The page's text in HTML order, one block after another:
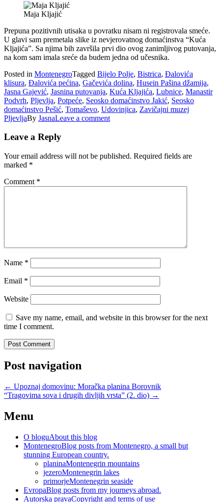
Maja Kljajić
Prepuna pozitivnih utisaka u povratku nisam ni registrovala smeće.
U glavi sam premetala slike iz nevjerovatnog domaćinstva “Kuća
Kljajića”. Sa njima bih završila prvi dio ovog zanimljivog putovanja,
na kom sam imala sreće da budem jedna od učesnika.
Posted in MontenegroTagged Bijelo Polje, Bistrica, Đalovića
klisura, Đalovića pećina, Gačevića dolina, Husein Pašina džamija,
Jasna Gajević, Jasnina putovanja, Kuća Kljajića, Lubnice, Manastir
Podvrh, Pljevlja, Potpeće, Seosko domaćinstvo Jakić, Seosko
domaćinstvo Pešić, Tomaševo, Udovinjica, Zavičajni muzej
PljevljaBy JasnaLeave a comment
Leave a Reply
Your email address will not be published. Required fields are
marked *
Comment *
Name *
Email *
Website
Save my name, email, and website in this browser for the next
time I comment.
Post navigation
← Upoznaj domovinu: Moračka planina Borovnik
“Tragovima sova i drugih divljih vrsta” (2. dio) →
Menu
O bloguAbout this blog
MontenegroBlog posts from Montenegro, a small but
stunning European country.
planinaMontenegrin mountains
jezeroMontenegrin lakes
primorjeMontenegrin seaside
EvropaBlog posts from my journeys abroad.
Autorska pravaCopyright and terms of use